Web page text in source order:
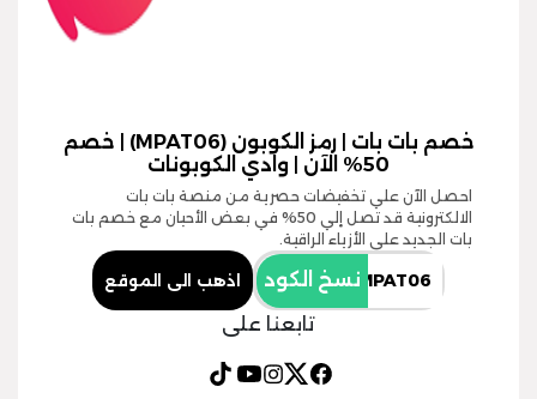
خصم بات بات | رمز الكوبون (MPAT06) | خصم
50% الآن | وادي الكوبونات
احصل الآن علي تخفيضات حصرية من منصة بات بات
الالكترونية قد تصل إلي 50% في بعض الأحيان مع خصم بات
بات الجديد علي الأزياء الراقية.
نسخ الكود اذهب الى الموقع
تابعنا على